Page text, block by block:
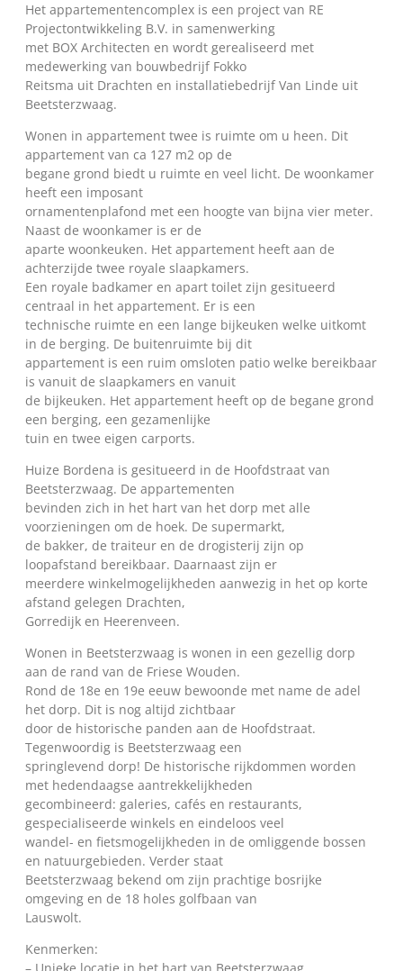
Het appartementencomplex is een project van RE
Projectontwikkeling B.V. in samenwerking
met BOX Architecten en wordt gerealiseerd met
medewerking van bouwbedrijf Fokko
Reitsma uit Drachten en installatiebedrijf Van Linde uit
Beetsterzwaag.
Wonen in appartement twee is ruimte om u heen. Dit
appartement van ca 127 m2 op de
begane grond biedt u ruimte en veel licht. De woonkamer
heeft een imposant
ornamentenplafond met een hoogte van bijna vier meter.
Naast de woonkamer is er de
aparte woonkeuken. Het appartement heeft aan de
achterzijde twee royale slaapkamers.
Een royale badkamer en apart toilet zijn gesitueerd
centraal in het appartement. Er is een
technische ruimte en een lange bijkeuken welke uitkomt
in de berging. De buitenruimte bij dit
appartement is een ruim omsloten patio welke bereikbaar
is vanuit de slaapkamers en vanuit
de bijkeuken. Het appartement heeft op de begane grond
een berging, een gezamenlijke
tuin en twee eigen carports.
Huize Bordena is gesitueerd in de Hoofdstraat van
Beetsterzwaag. De appartementen
bevinden zich in het hart van het dorp met alle
voorzieningen om de hoek. De supermarkt,
de bakker, de traiteur en de drogisterij zijn op
loopafstand bereikbaar. Daarnaast zijn er
meerdere winkelmogelijkheden aanwezig in het op korte
afstand gelegen Drachten,
Gorredijk en Heerenveen.
Wonen in Beetsterzwaag is wonen in een gezellig dorp
aan de rand van de Friese Wouden.
Rond de 18e en 19e eeuw bewoonde met name de adel
het dorp. Dit is nog altijd zichtbaar
door de historische panden aan de Hoofdstraat.
Tegenwoordig is Beetsterzwaag een
springlevend dorp! De historische rijkdommen worden
met hedendaagse aantrekkelijkheden
gecombineerd: galeries, cafés en restaurants,
gespecialiseerde winkels en eindeloos veel
wandel- en fietsmogelijkheden in de omliggende bossen
en natuurgebieden. Verder staat
Beetsterzwaag bekend om zijn prachtige bosrijke
omgeving en de 18 holes golfbaan van
Lauswolt.
Kenmerken: